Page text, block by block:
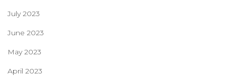
July 2023
June 2023
May 2023
April 2023